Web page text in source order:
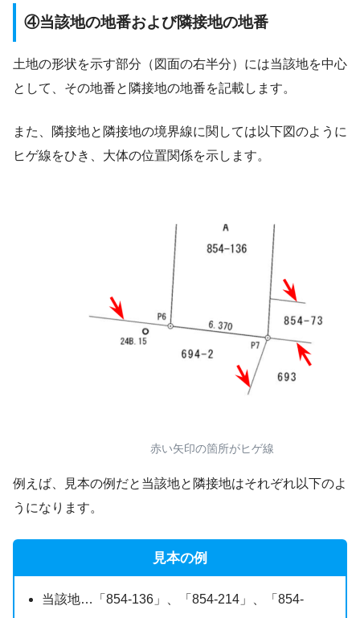
④当該地の地番および隣接地の地番
土地の形状を示す部分（図面の右半分）には当該地を中心
として、その地番と隣接地の地番を記載します。
また、隣接地と隣接地の境界線に関しては以下図のように
ヒゲ線をひき、大体の位置関係を示します。
赤い矢印の箇所がヒゲ線
例えば、見本の例だと当該地と隣接地はそれぞれ以下のよ
うになります。
見本の例
当該地…「854-136」、「854-214」、「854-